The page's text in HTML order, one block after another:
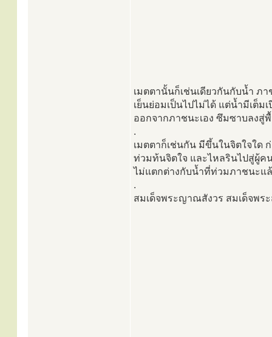
เมตตานั้นก็เช่นเดียวกันกับน้ำ ภ
เย็นย่อมเป็นไปไม่ได้ แต่น้ำมีเต็
ออกจากภาชนะเอง ซึมซาบลงสู่
.
เมตตาก็เช่นกัน มีขึ้นในจิตใจใด
ท่วมท้นจิตใจ และไหลรินไปสู่ผู้ค
ไม่แตกต่างกับน้ำที่ท่วมภาชนะแ
.
สมเด็จพระญาณสังวร สมเด็จพ